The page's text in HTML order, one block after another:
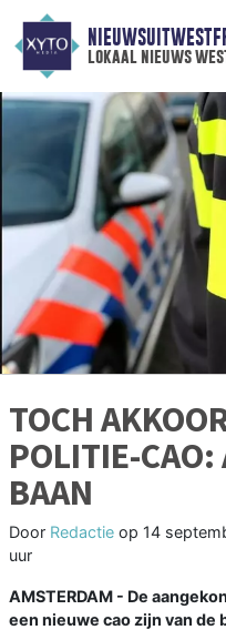
lokaal nieuws
TOCH
POLITIE-CAO:
BAAN
Door Redactie op 14
uur
AMSTERDAM - De
een nieuwe cao zijn van de